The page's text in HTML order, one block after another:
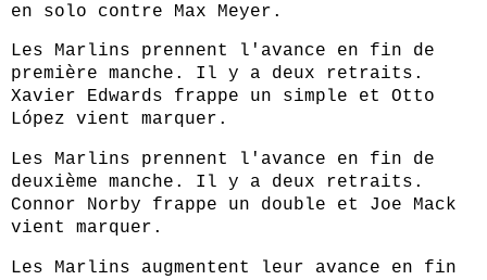
en solo contre Max Meyer.
Les Marlins prennent l'avance en fin de
première manche. Il y a deux retraits.
Xavier Edwards frappe un simple et Otto
López vient marquer.
Les Marlins prennent l'avance en fin de
deuxième manche. Il y a deux retraits.
Connor Norby frappe un double et Joe Mack
vient marquer.
Les Marlins augmentent leur avance en fin